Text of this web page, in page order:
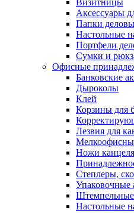
Аксессуары
Папки
Настольные
Портфели
Сумки и
Офисные
Банковские
Дыроколы
Клей
Корзины для
Лезвия для
Ножи
Степлеры,
Упаковочные
Настольные